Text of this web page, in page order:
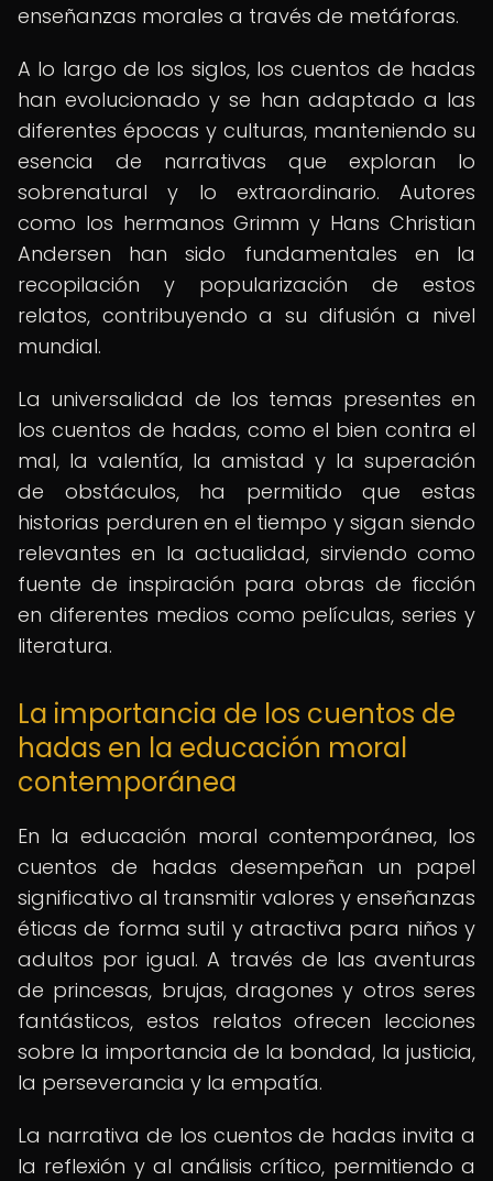
enseñanzas morales a través de metáforas.
A lo largo de los siglos, los cuentos de hadas
han evolucionado y se han adaptado a las
diferentes épocas y culturas, manteniendo su
esencia de narrativas que exploran lo
sobrenatural y lo extraordinario. Autores
como los hermanos Grimm y Hans Christian
Andersen han sido fundamentales en la
recopilación y popularización de estos
relatos, contribuyendo a su difusión a nivel
mundial.
La universalidad de los temas presentes en
los cuentos de hadas, como el bien contra el
mal, la valentía, la amistad y la superación
de obstáculos, ha permitido que estas
historias perduren en el tiempo y sigan siendo
relevantes en la actualidad, sirviendo como
fuente de inspiración para obras de ficción
en diferentes medios como películas, series y
literatura.
La importancia de los cuentos de
hadas en la educación moral
contemporánea
En la educación moral contemporánea, los
cuentos de hadas desempeñan un papel
significativo al transmitir valores y enseñanzas
éticas de forma sutil y atractiva para niños y
adultos por igual. A través de las aventuras
de princesas, brujas, dragones y otros seres
fantásticos, estos relatos ofrecen lecciones
sobre la importancia de la bondad, la justicia,
la perseverancia y la empatía.
La narrativa de los cuentos de hadas invita a
la reflexión y al análisis crítico, permitiendo a